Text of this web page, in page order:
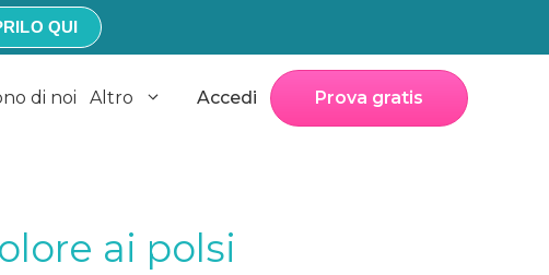
QUI
di noi Altro Accedi Prova gratis
ai polsi